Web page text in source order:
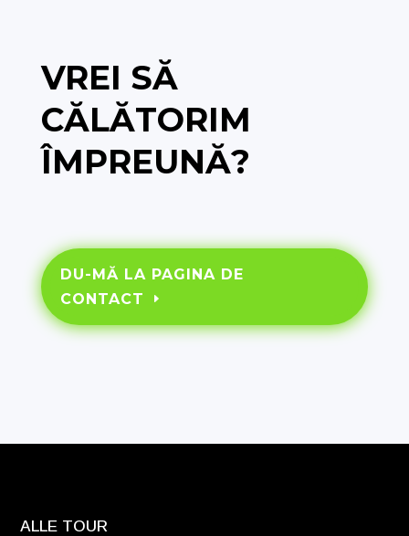
VREI SĂ
CĂLĂTORIM
ÎMPREUNĂ?
DU-MĂ LA PAGINA DE
CONTACT
ALLE TOUR